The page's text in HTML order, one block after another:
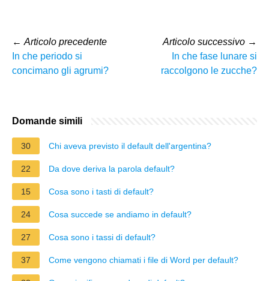
← Articolo precedente
In che periodo si
concimano gli agrumi?
Articolo successivo →
In che fase lunare si
raccolgono le zucche?
Domande simili
30 Chi aveva previsto il default dell'argentina?
22 Da dove deriva la parola default?
15 Cosa sono i tasti di default?
24 Cosa succede se andiamo in default?
27 Cosa sono i tassi di default?
37 Come vengono chiamati i file di Word per default?